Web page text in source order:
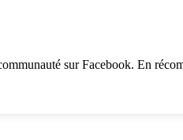
sur Facebook. En